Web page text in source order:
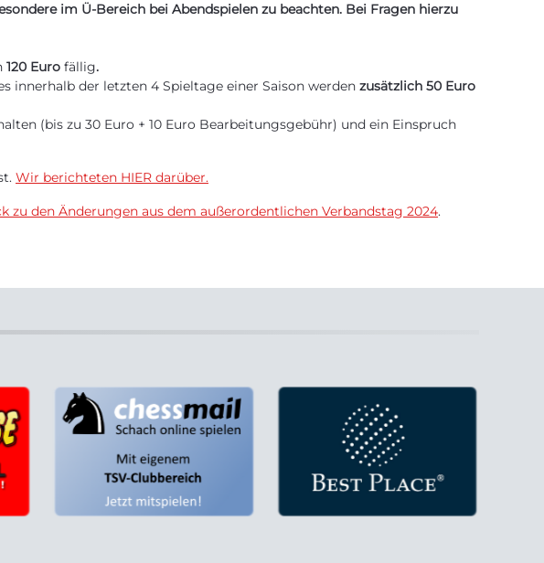
im Ü-Bereich bei Abendspielen zu beachten. Bei Fragen hierzu
120 Euro fällig.
innerhalb der letzten 4 Spieltage einer Saison werden zusätzlich 50 Euro
(bis zu 30 Euro + 10 Euro Bearbeitungsgebühr) und ein Einspruch
Wir berichteten HIER darüber.
zu den Änderungen aus dem außerordentlichen Verbandstag 2024.